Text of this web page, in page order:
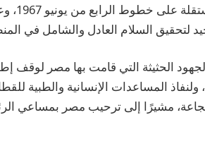
الفلسطيني،
لتحقيق السلام العادل والشامل في
الحثيثة التي قامت بها مصر لوقف
المساعدات الإنسانية والطبية
مشيرًا إلى ترحيب مصر بمساعي